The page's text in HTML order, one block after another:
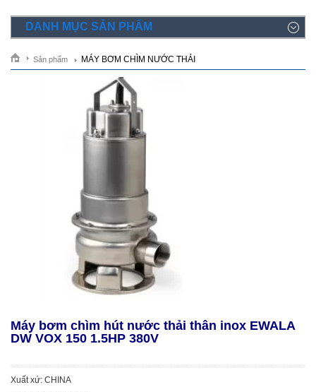
DANH MỤC SẢN PHẨM
Sản phẩm MÁY BƠM CHÌM NƯỚC THẢI
Máy bơm chìm hút nước thải thân inox EWALA
DW VOX 150 1.5HP 380V
Xuất xứ: CHINA